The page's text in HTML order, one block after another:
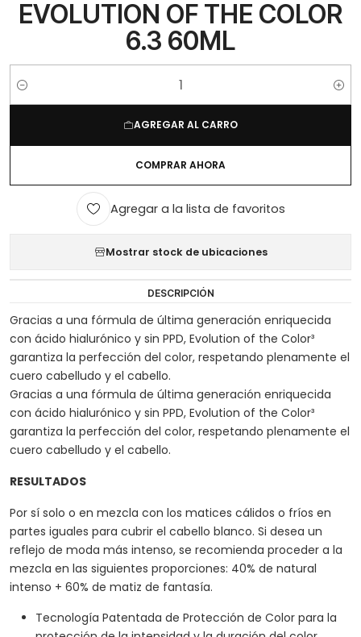
EVOLUTION OF THE COLOR
6.3 60ML
Cantidad
AGREGAR AL CARRO
COMPRAR AHORA
Agregar a la lista de favoritos
Mostrar stock de ubicaciones
DESCRIPCIÓN
Gracias a una fórmula de última generación enriquecida
con ácido hialurónico y sin PPD, Evolution of the Color³
garantiza la perfección del color, respetando plenamente el
cuero cabelludo y el cabello.
Gracias a una fórmula de última generación enriquecida
con ácido hialurónico y sin PPD, Evolution of the Color³
garantiza la perfección del color, respetando plenamente el
cuero cabelludo y el cabello.
RESULTADOS
Por sí solo o en mezcla con los matices cálidos o fríos en
partes iguales para cubrir el cabello blanco. Si desea un
reflejo de moda más intenso, se recomienda proceder a la
mezcla en las siguientes proporciones: 40% de natural
intenso + 60% de matiz de fantasía.
Tecnología Patentada de Protección de Color para la